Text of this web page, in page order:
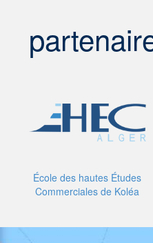
École des hautes Études
Commerciales de Koléa